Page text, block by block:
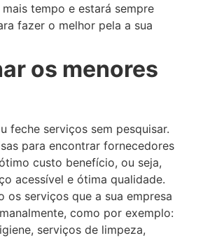
tempo e estará sempre
fazer o melhor pela a sua
os menores
feche serviços sem pesquisar.
para encontrar fornecedores
custo benefício, ou seja,
acessível e ótima qualidade.
os serviços que a sua empresa
como por exemplo:
serviços de limpeza,